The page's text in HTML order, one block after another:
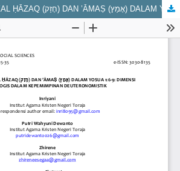
ANALISIS LEKSIKAL ḤĀZAQ (חָזַק) DAN ’ĀMAṢ (אָמַץ) DALAM YOSUA 1:6-9: DIMENSI TEOLOGIS DALAM KEPEMIMPINAN DEUTERONOMISTIK